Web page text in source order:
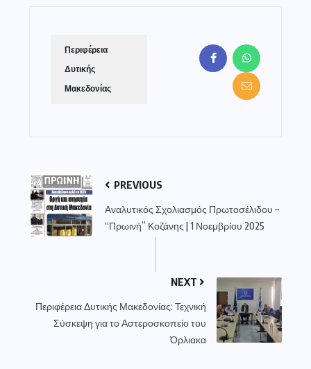
Περιφέρεια
Δυτικής
Μακεδονίας
PREVIOUS
Αναλυτικός Σχολιασμός Πρωτοσέλιδου –
“Πρωινή” Κοζάνης | 1 Νοεμβρίου 2025
NEXT
Περιφέρεια Δυτικής Μακεδονίας: Τεχνική
Σύσκεψη για το Αστεροσκοπείο του
Όρλιακα